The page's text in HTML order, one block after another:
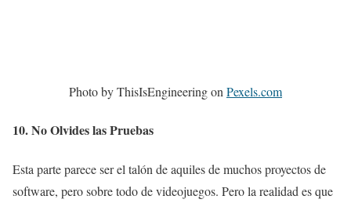
Photo by ThisIsEngineering on Pexels.com
10. No Olvides las Pruebas
Esta parte parece ser el talón de aquiles de muchos proyectos de
software, pero sobre todo de videojuegos. Pero la realidad es que